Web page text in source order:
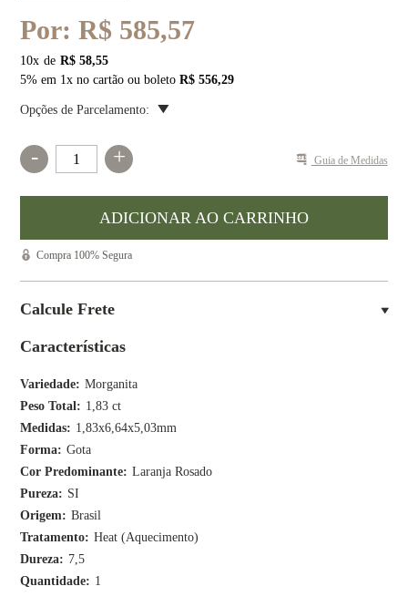
Características
Variedade
Morganita
Peso Total
1,83 ct
Medidas
1,83x6,64x5,03mm
Forma
Gota
Cor Predominante
Laranja Rosado
Pureza
SI
Origem
Brasil
Tratamento
Heat (Aquecimento)
Dureza
7,5
Quantidade
1
Por:R$ 585,57
10x
R$ 58,55
5% em 1x no cartão ou boletoR$ 556,29
Opções de Parcelamento:
- + Guia de Medidas
Compra 100% Segura
Calcule Frete